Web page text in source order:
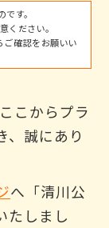
す。
ください。
ご確認をお願いい
こからプラ
、誠にあり
へ「清川公
たしまし